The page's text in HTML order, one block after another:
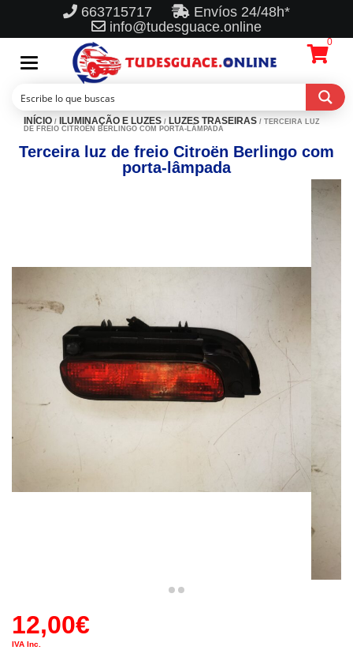
663715717
Envíos 24/48h*
info@tudesguace.online
Toggle
navigation
0
INÍCIO / ILUMINAÇÃO E LUZES / LUZES TRASEIRAS / TERCEIRA LUZ
DE FREIO CITROËN BERLINGO COM PORTA-LÂMPADA
Terceira luz de freio Citroën Berlingo com
porta-lâmpada
12,00€
IVA Inc.